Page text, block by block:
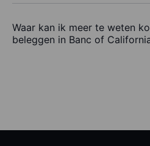
Waar kan ik meer te weten
beleggen in Banc of